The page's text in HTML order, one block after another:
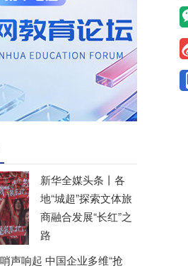
新华全媒头条丨 各
地“城超”探索文体旅
商融合发展“长红”之
路
哨声响起 中国企业多维“抢